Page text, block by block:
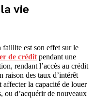
vie
faillite est son effet sur le
de créditpendant une
rendant l’accès au crédit
des taux d’intérêt
affecter la capacité de louer
ou d’acquérir de nouveaux